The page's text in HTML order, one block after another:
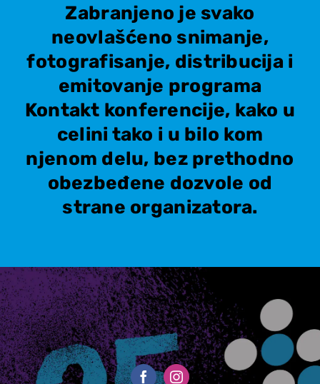
Zabranjeno je svako
neovlašćeno snimanje,
fotografisanje, distribucija i
emitovanje programa
Kontakt konferencije, kako u
celini tako i u bilo kom
njenom delu, bez prethodno
obezbeđene dozvole od
strane organizatora.